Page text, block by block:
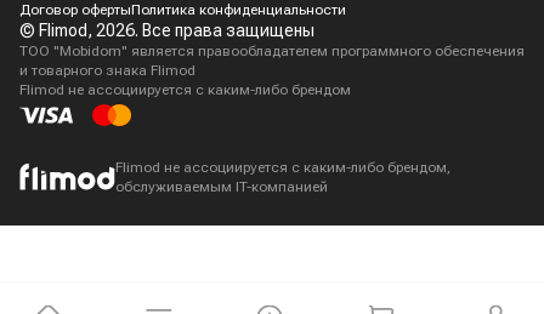
Договор офертыПолитика конфиденциальности
© Flimod, 2026. Все права защищены
ТОО "Mobidom" является правообладателем программного обеспечения
и товарного знака Flimod
Flimod не ассоциируется с каким-либо брендом
Flimod не ассоциируется с каким-либо брендом,
обслуживаемым IT-компанией